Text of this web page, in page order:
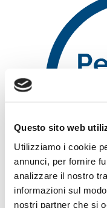
Questo sito web
Utilizziamo i cookie
annunci, per fornire
analizzare il nostro
informazioni sul
nostri partner che si